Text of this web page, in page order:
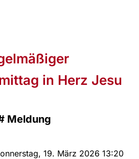
in Herz Jesu
Meldung
19. März 2026 13:20